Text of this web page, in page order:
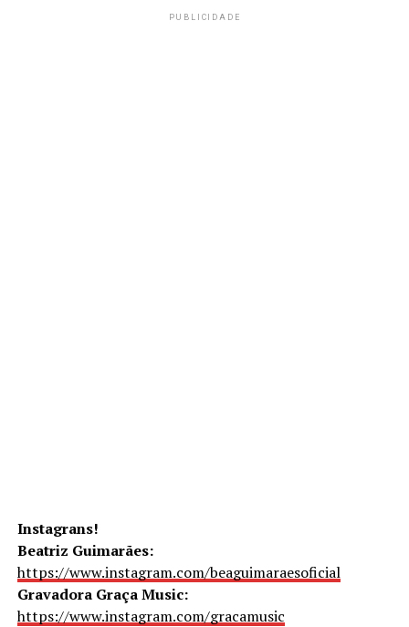
PUBLICIDADE
Instagrans!
Beatriz Guimarães:
https://www.instagram.com/beaguimaraesoficial
Gravadora Graça Music:
https://www.instagram.com/gracamusic